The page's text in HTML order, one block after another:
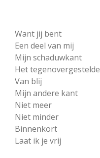
Want jij bent
Een deel van mij
Mijn schaduwkant
Het tegenovergestelde
Van blij
Mijn andere kant
Niet meer
Niet minder
Binnenkort
Laat ik je vrij